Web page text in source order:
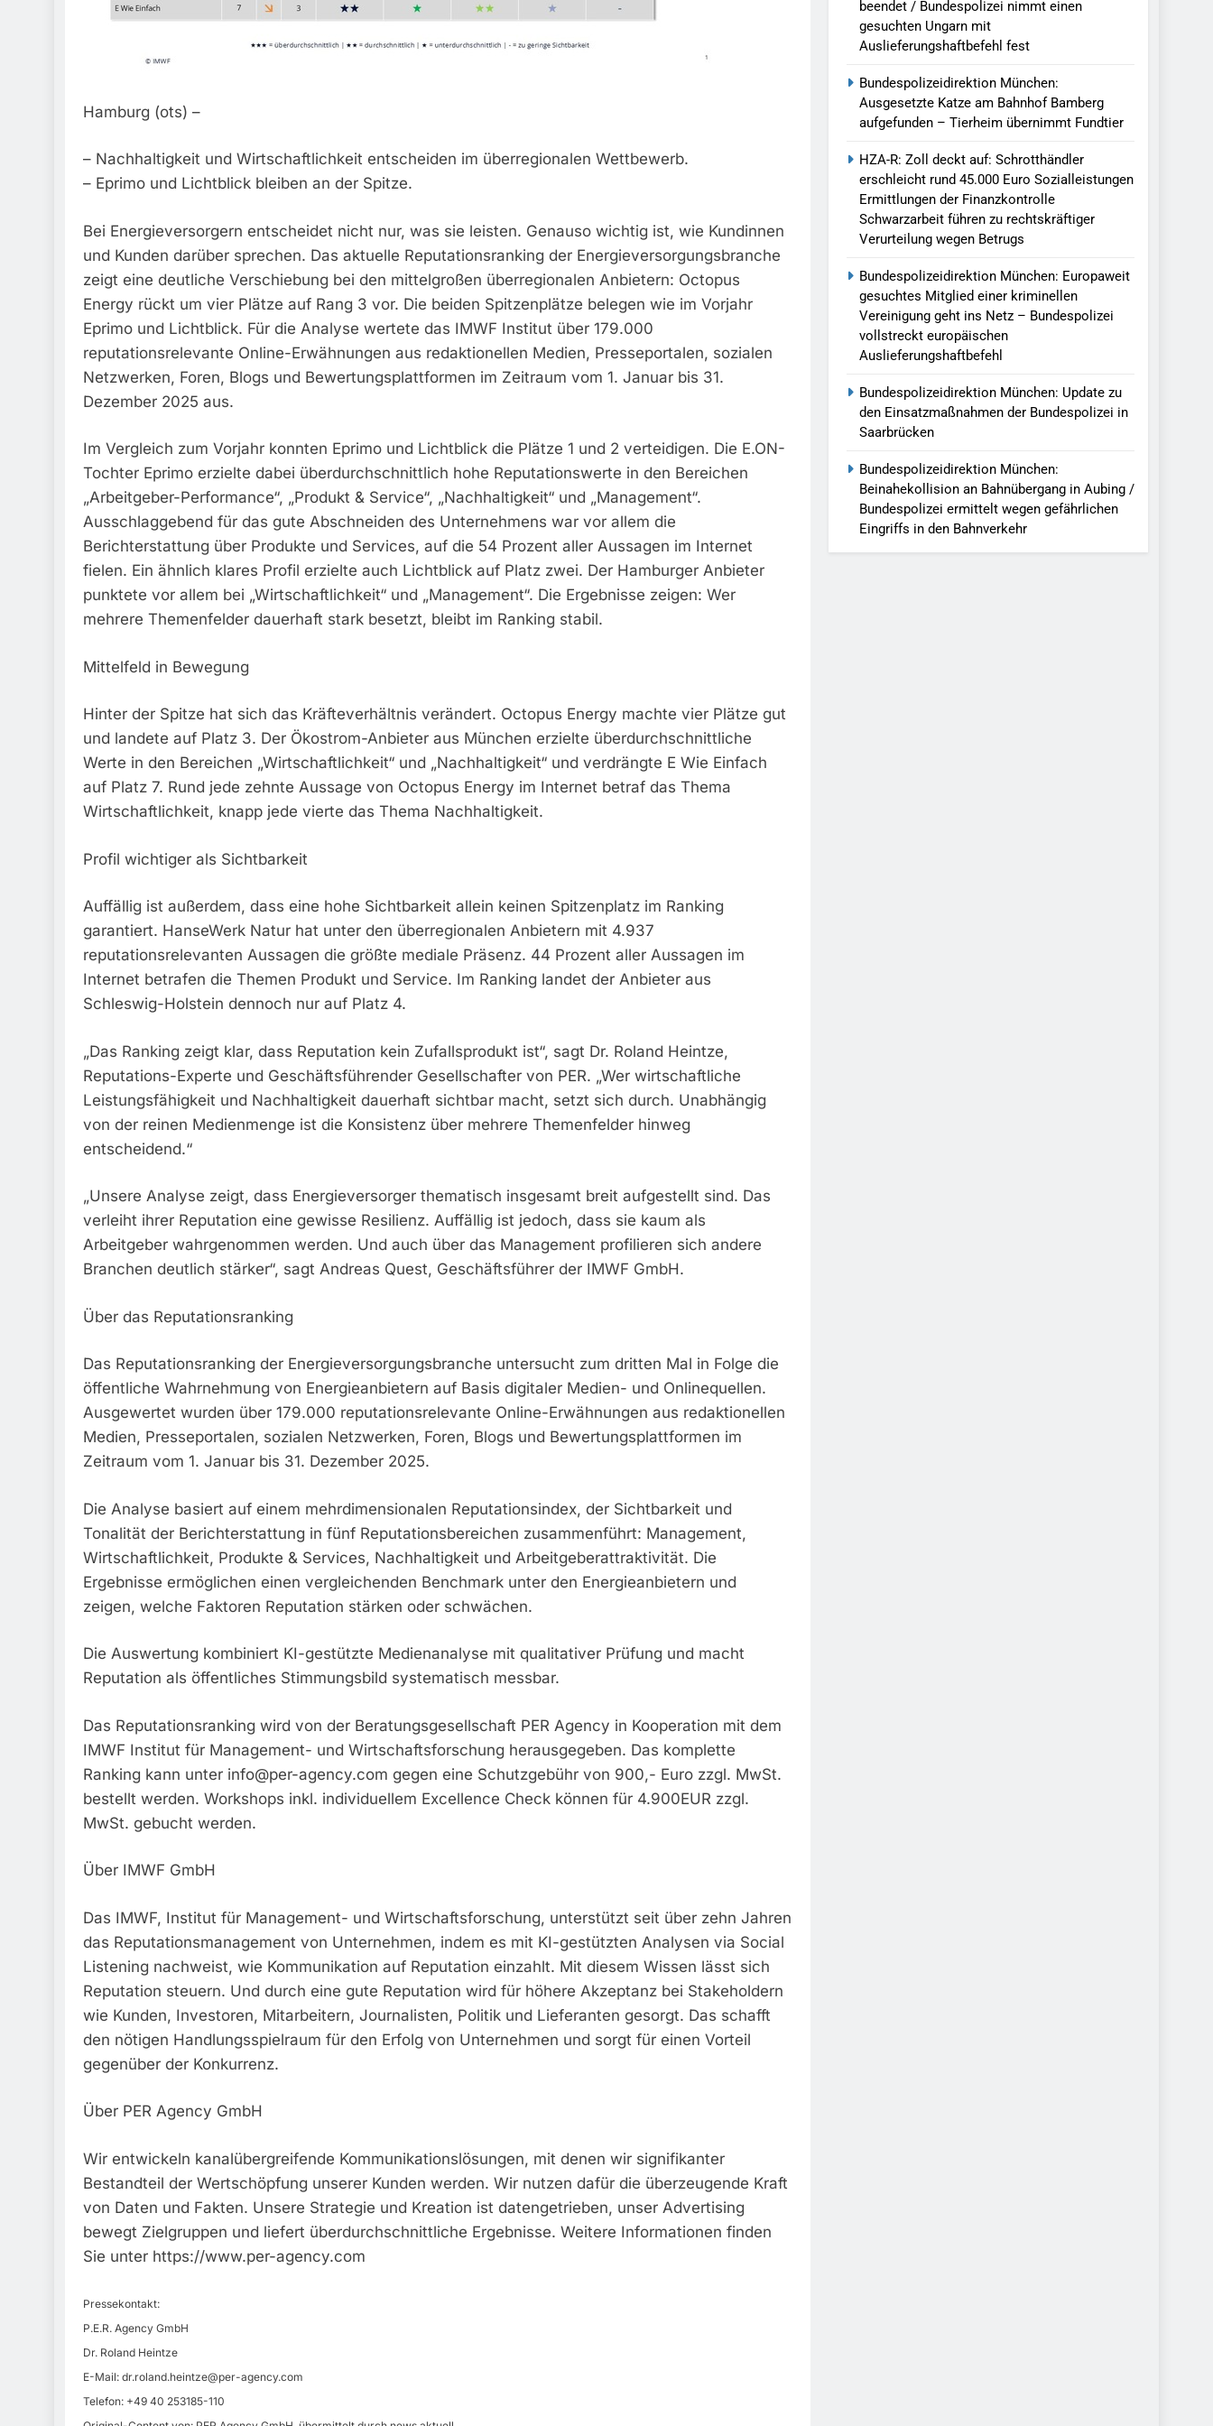
Hamburg (ots) –
– Nachhaltigkeit und Wirtschaftlichkeit entscheiden im überregionalen Wettbewerb.
– Eprimo und Lichtblick bleiben an der Spitze.
Bei Energieversorgern entscheidet nicht nur, was sie leisten. Genauso wichtig ist, wie Kundinnen
und Kunden darüber sprechen. Das aktuelle Reputationsranking der Energieversorgungsbranche
zeigt eine deutliche Verschiebung bei den mittelgroßen überregionalen Anbietern: Octopus
Energy rückt um vier Plätze auf Rang 3 vor. Die beiden Spitzenplätze belegen wie im Vorjahr
Eprimo und Lichtblick. Für die Analyse wertete das IMWF Institut über 179.000
reputationsrelevante Online-Erwähnungen aus redaktionellen Medien, Presseportalen, sozialen
Netzwerken, Foren, Blogs und Bewertungsplattformen im Zeitraum vom 1. Januar bis 31.
Dezember 2025 aus.
Im Vergleich zum Vorjahr konnten Eprimo und Lichtblick die Plätze 1 und 2 verteidigen. Die E.ON-
Tochter Eprimo erzielte dabei überdurchschnittlich hohe Reputationswerte in den Bereichen
„Arbeitgeber-Performance“, „Produkt & Service“, „Nachhaltigkeit“ und „Management“.
Ausschlaggebend für das gute Abschneiden des Unternehmens war vor allem die
Berichterstattung über Produkte und Services, auf die 54 Prozent aller Aussagen im Internet
fielen. Ein ähnlich klares Profil erzielte auch Lichtblick auf Platz zwei. Der Hamburger Anbieter
punktete vor allem bei „Wirtschaftlichkeit“ und „Management“. Die Ergebnisse zeigen: Wer
mehrere Themenfelder dauerhaft stark besetzt, bleibt im Ranking stabil.
Mittelfeld in Bewegung
Hinter der Spitze hat sich das Kräfteverhältnis verändert. Octopus Energy machte vier Plätze gut
und landete auf Platz 3. Der Ökostrom-Anbieter aus München erzielte überdurchschnittliche
Werte in den Bereichen „Wirtschaftlichkeit“ und „Nachhaltigkeit“ und verdrängte E Wie Einfach
auf Platz 7. Rund jede zehnte Aussage von Octopus Energy im Internet betraf das Thema
Wirtschaftlichkeit, knapp jede vierte das Thema Nachhaltigkeit.
Profil wichtiger als Sichtbarkeit
Auffällig ist außerdem, dass eine hohe Sichtbarkeit allein keinen Spitzenplatz im Ranking
garantiert. HanseWerk Natur hat unter den überregionalen Anbietern mit 4.937
reputationsrelevanten Aussagen die größte mediale Präsenz. 44 Prozent aller Aussagen im
Internet betrafen die Themen Produkt und Service. Im Ranking landet der Anbieter aus
Schleswig-Holstein dennoch nur auf Platz 4.
„Das Ranking zeigt klar, dass Reputation kein Zufallsprodukt ist“, sagt Dr. Roland Heintze,
Reputations-Experte und Geschäftsführender Gesellschafter von PER. „Wer wirtschaftliche
Leistungsfähigkeit und Nachhaltigkeit dauerhaft sichtbar macht, setzt sich durch. Unabhängig
von der reinen Medienmenge ist die Konsistenz über mehrere Themenfelder hinweg
entscheidend.“
„Unsere Analyse zeigt, dass Energieversorger thematisch insgesamt breit aufgestellt sind. Das
verleiht ihrer Reputation eine gewisse Resilienz. Auffällig ist jedoch, dass sie kaum als
Arbeitgeber wahrgenommen werden. Und auch über das Management profilieren sich andere
Branchen deutlich stärker“, sagt Andreas Quest, Geschäftsführer der IMWF GmbH.
Über das Reputationsranking
Das Reputationsranking der Energieversorgungsbranche untersucht zum dritten Mal in Folge die
öffentliche Wahrnehmung von Energieanbietern auf Basis digitaler Medien- und Onlinequellen.
Ausgewertet wurden über 179.000 reputationsrelevante Online-Erwähnungen aus redaktionellen
Medien, Presseportalen, sozialen Netzwerken, Foren, Blogs und Bewertungsplattformen im
Zeitraum vom 1. Januar bis 31. Dezember 2025.
Die Analyse basiert auf einem mehrdimensionalen Reputationsindex, der Sichtbarkeit und
Tonalität der Berichterstattung in fünf Reputationsbereichen zusammenführt: Management,
Wirtschaftlichkeit, Produkte & Services, Nachhaltigkeit und Arbeitgeberattraktivität. Die
Ergebnisse ermöglichen einen vergleichenden Benchmark unter den Energieanbietern und
zeigen, welche Faktoren Reputation stärken oder schwächen.
Die Auswertung kombiniert KI-gestützte Medienanalyse mit qualitativer Prüfung und macht
Reputation als öffentliches Stimmungsbild systematisch messbar.
Das Reputationsranking wird von der Beratungsgesellschaft PER Agency in Kooperation mit dem
IMWF Institut für Management- und Wirtschaftsforschung herausgegeben. Das komplette
Ranking kann unter info@per-agency.com gegen eine Schutzgebühr von 900,- Euro zzgl. MwSt.
bestellt werden. Workshops inkl. individuellem Excellence Check können für 4.900EUR zzgl.
MwSt. gebucht werden.
Über IMWF GmbH
Das IMWF, Institut für Management- und Wirtschaftsforschung, unterstützt seit über zehn Jahren
das Reputationsmanagement von Unternehmen, indem es mit KI-gestützten Analysen via Social
Listening nachweist, wie Kommunikation auf Reputation einzahlt. Mit diesem Wissen lässt sich
Reputation steuern. Und durch eine gute Reputation wird für höhere Akzeptanz bei Stakeholdern
wie Kunden, Investoren, Mitarbeitern, Journalisten, Politik und Lieferanten gesorgt. Das schafft
den nötigen Handlungsspielraum für den Erfolg von Unternehmen und sorgt für einen Vorteil
gegenüber der Konkurrenz.
Über PER Agency GmbH
Wir entwickeln kanalübergreifende Kommunikationslösungen, mit denen wir signifikanter
Bestandteil der Wertschöpfung unserer Kunden werden. Wir nutzen dafür die überzeugende Kraft
von Daten und Fakten. Unsere Strategie und Kreation ist datengetrieben, unser Advertising
bewegt Zielgruppen und liefert überdurchschnittliche Ergebnisse. Weitere Informationen finden
Sie unter https://www.per-agency.com
Pressekontakt:
P.E.R. Agency GmbH
Dr. Roland Heintze
E-Mail: dr.roland.heintze@per-agency.com
Telefon: +49 40 253185-110
beendet / Bundespolizei nimmt einen
gesuchten Ungarn mit
Auslieferungshaftbefehl fest
Bundespolizeidirektion München:
Ausgesetzte Katze am Bahnhof Bamberg
aufgefunden – Tierheim übernimmt Fundtier
HZA-R: Zoll deckt auf: Schrotthändler
erschleicht rund 45.000 Euro Sozialleistungen
Ermittlungen der Finanzkontrolle
Schwarzarbeit führen zu rechtskräftiger
Verurteilung wegen Betrugs
Bundespolizeidirektion München: Europaweit
gesuchtes Mitglied einer kriminellen
Vereinigung geht ins Netz – Bundespolizei
vollstreckt europäischen
Auslieferungshaftbefehl
Bundespolizeidirektion München: Update zu
den Einsatzmaßnahmen der Bundespolizei in
Saarbrücken
Bundespolizeidirektion München:
Beinahekollision an Bahnübergang in Aubing /
Bundespolizei ermittelt wegen gefährlichen
Eingriffs in den Bahnverkehr